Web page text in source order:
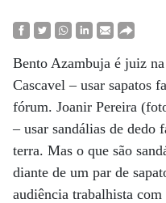
Bento Azambuja é juiz
Cascavel – usar sapatos
fórum. Joanir Pereira
– usar sandálias de dedo
terra. Mas o que são
diante de um par de
audiência trabalhista